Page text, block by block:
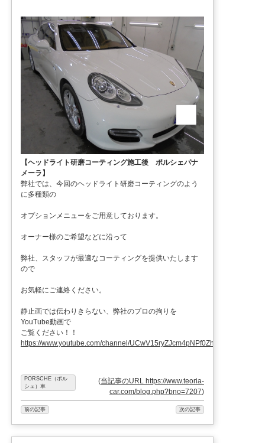
【ヘッドライト研磨コーティング施工後 ポルシェパナ
メーラ】
弊社では、今回のヘッドライト研磨コーティングのよう
に多種類の
オプションメニューをご用意しております。
オーナー様のご希望などに沿って
弊社、スタッフが最適なコーティングを提供いたします
ので
お気軽にご連絡ください。
静止画では伝わりきらない、弊社のプロの拘りを
YouTube動画で
ご覧ください！！
https://www.youtube.com/channel/UCwV15ryZJcm4pNPf0ZhXu9g
PORSCHE（ポル
シェ）車
(当記事のURL https://www.teoria-
car.com/blog.php?bno=7207)
前の記事 次の記事